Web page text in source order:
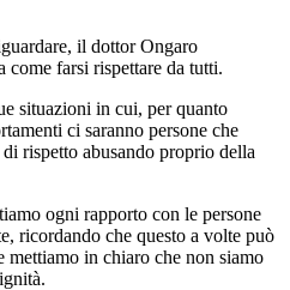
il dottor Ongaro
come farsi rispettare da tutti.
situazioni in cui, per quanto
ci saranno persone che
rispetto abusando proprio della
ogni rapporto con le persone
ricordando che questo a volte può
mettiamo in chiaro che non siamo